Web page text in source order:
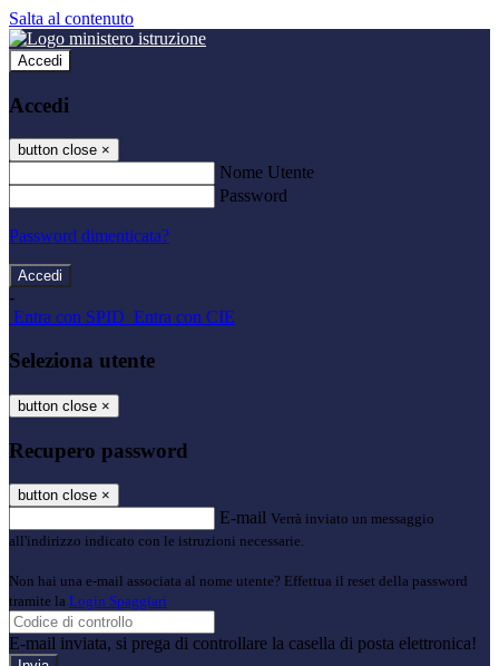
Salta al contenuto
Accedi
Accedi
button close ×
Nome Utente
Password
Password dimenticata?
-
Entra con SPID Entra con CIE
Seleziona utente
button close ×
Recupero password
button close ×
E-mail Verrà inviato un messaggio
all'indirizzo indicato con le istruzioni necessarie.
Non hai una e-mail associata al nome utente? Effettua il reset della password
tramite la Login Spaggiari
E-mail inviata, si prega di controllare la casella di posta elettronica!